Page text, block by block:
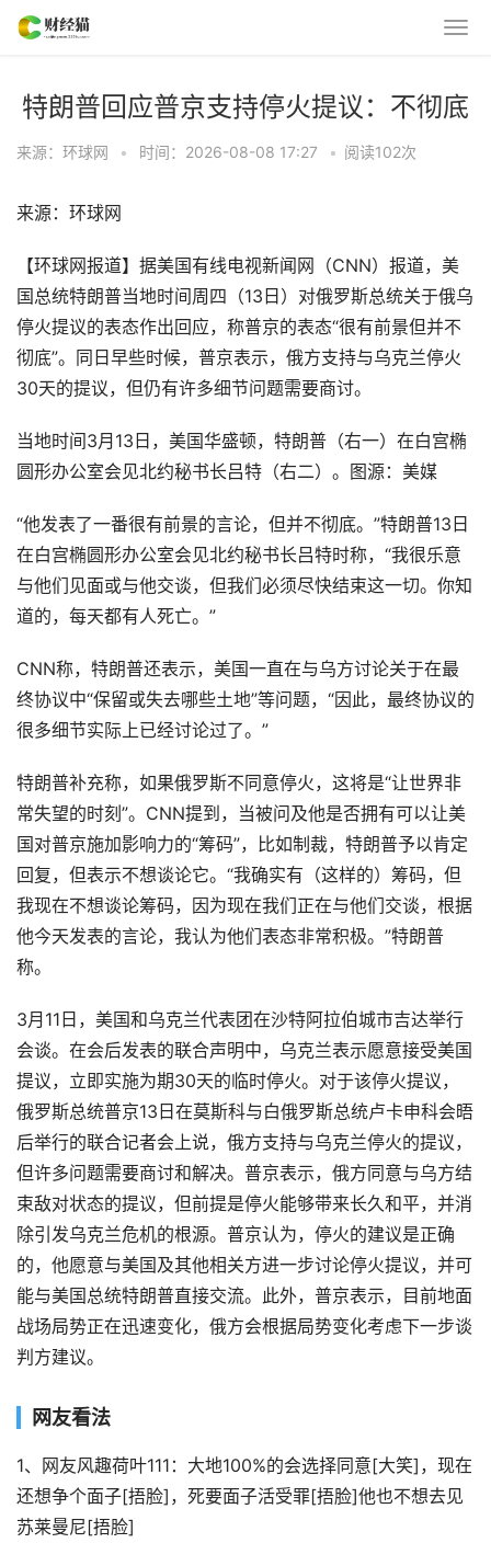
特朗普回应普京支持停火提议：不彻底
来源：环球网 • 时间：2026-08-08 17:27 • 阅读102次
来源：环球网
【环球网报道】据美国有线电视新闻网（CNN）报道，美
国总统特朗普当地时间周四（13日）对俄罗斯总统关于俄乌
停火提议的表态作出回应，称普京的表态“很有前景但并不
彻底”。同日早些时候，普京表示，俄方支持与乌克兰停火
30天的提议，但仍有许多细节问题需要商讨。
当地时间3月13日，美国华盛顿，特朗普（右一）在白宫椭
圆形办公室会见北约秘书长吕特（右二）。图源：美媒
“他发表了一番很有前景的言论，但并不彻底。”特朗普13日
在白宫椭圆形办公室会见北约秘书长吕特时称，“我很乐意
与他们见面或与他交谈，但我们必须尽快结束这一切。你知
道的，每天都有人死亡。”
CNN称，特朗普还表示，美国一直在与乌方讨论关于在最
终协议中“保留或失去哪些土地”等问题，“因此，最终协议的
很多细节实际上已经讨论过了。”
特朗普补充称，如果俄罗斯不同意停火，这将是“让世界非
常失望的时刻”。CNN提到，当被问及他是否拥有可以让美
国对普京施加影响力的“筹码”，比如制裁，特朗普予以肯定
回复，但表示不想谈论它。“我确实有（这样的）筹码，但
我现在不想谈论筹码，因为现在我们正在与他们交谈，根据
他今天发表的言论，我认为他们表态非常积极。”特朗普
称。
3月11日，美国和乌克兰代表团在沙特阿拉伯城市吉达举行
会谈。在会后发表的联合声明中，乌克兰表示愿意接受美国
提议，立即实施为期30天的临时停火。对于该停火提议，
俄罗斯总统普京13日在莫斯科与白俄罗斯总统卢卡申科会晤
后举行的联合记者会上说，俄方支持与乌克兰停火的提议，
但许多问题需要商讨和解决。普京表示，俄方同意与乌方结
束敌对状态的提议，但前提是停火能够带来长久和平，并消
除引发乌克兰危机的根源。普京认为，停火的建议是正确
的，他愿意与美国及其他相关方进一步讨论停火提议，并可
能与美国总统特朗普直接交流。此外，普京表示，目前地面
战场局势正在迅速变化，俄方会根据局势变化考虑下一步谈
判方建议。
网友看法
1、网友风趣荷叶111：大地100%的会选择同意[大笑]，现在
还想争个面子[捂脸]，死要面子活受罪[捂脸]他也不想去见
苏莱曼尼[捂脸]